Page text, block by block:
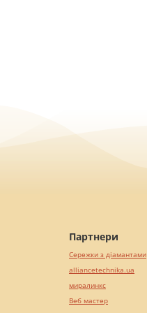
Партнери
Сережки з діамантами
alliancetechnika.ua
миралинкс
Веб мастер